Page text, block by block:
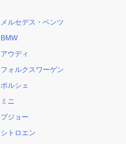
メルセデス・ベンツ
BMW
アウディ
フォルクスワーゲン
ポルシェ
ミニ
プジョー
シトロエン